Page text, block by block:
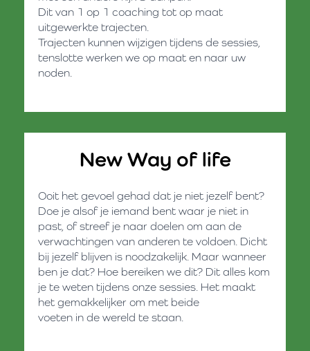
Dit van 1 op 1 coaching tot op maat
uitgewerkte trajecten.
Trajecten kunnen wijzigen tijdens de sessies,
tenslotte werken we op maat en naar uw
noden.
New Way of life
Ooit het gevoel gehad dat je niet jezelf bent?
Doe je alsof je iemand bent waar je niet in
past, of streef je naar doelen om aan de
verwachtingen van anderen te voldoen. Dicht
bij jezelf blijven is noodzakelijk. Maar wanneer
ben je dat? Hoe bereiken we dit? Dit alles kom
je te weten tijdens onze sessies. Het maakt
het gemakkelijker om met beide
voeten in de wereld te staan.